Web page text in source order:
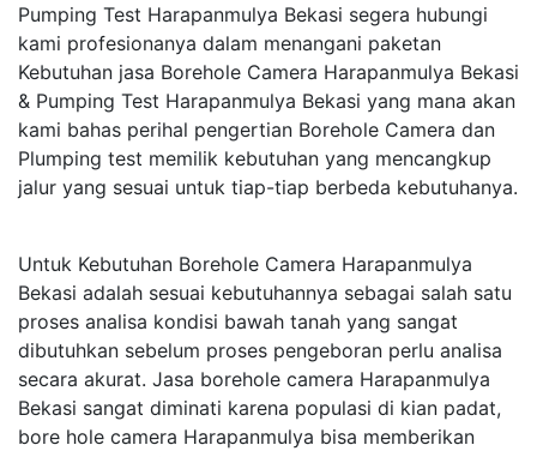
Pumping Test Harapanmulya Bekasi segera hubungi
kami profesionanya dalam menangani paketan
Kebutuhan jasa Borehole Camera Harapanmulya Bekasi
& Pumping Test Harapanmulya Bekasi yang mana akan
kami bahas perihal pengertian Borehole Camera dan
Plumping test memilik kebutuhan yang mencangkup
jalur yang sesuai untuk tiap-tiap berbeda kebutuhanya.
Untuk Kebutuhan Borehole Camera Harapanmulya
Bekasi adalah sesuai kebutuhannya sebagai salah satu
proses analisa kondisi bawah tanah yang sangat
dibutuhkan sebelum proses pengeboran perlu analisa
secara akurat. Jasa borehole camera Harapanmulya
Bekasi sangat diminati karena populasi di kian padat,
bore hole camera Harapanmulya bisa memberikan